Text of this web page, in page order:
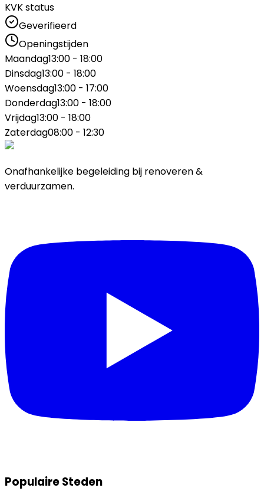
KVK status
Geverifieerd
Openingstijden
Maandag13:00 - 18:00
Dinsdag13:00 - 18:00
Woensdag13:00 - 17:00
Donderdag13:00 - 18:00
Vrijdag13:00 - 18:00
Zaterdag08:00 - 12:30
Onafhankelijke begeleiding bij renoveren &
verduurzamen.
Populaire Steden